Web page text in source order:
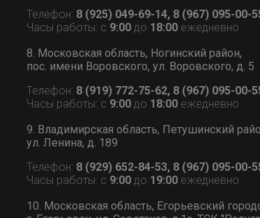
Телефон: 8 (925) 049-69-14, 8 (967) 095-00-
Часы работы: с 9:00 до 18:00 ежедневно
8. Московская область, Ногинский район,
пос. имени Воровского, ул. Воровского, д. 5
Телефон: 8 (919) 772-75-62, 8 (967) 095-00-
Часы работы: с 9:00 до 18:00 ежедневно
9. Владимирская область, Петушинский
ул. Ленина, д. 189
Телефон: 8 (929) 652-84-53, 8 (967) 095-00-
Часы работы: с 9:00 до 19:00 ежедневно
10. Московская область, Егорьевский